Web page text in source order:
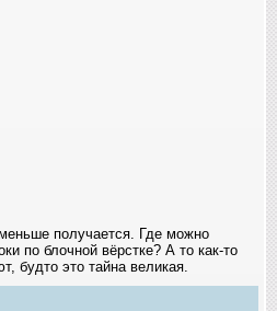
получается. Где можно
по блочной вёрстке? А то как-то
будто это тайна великая.